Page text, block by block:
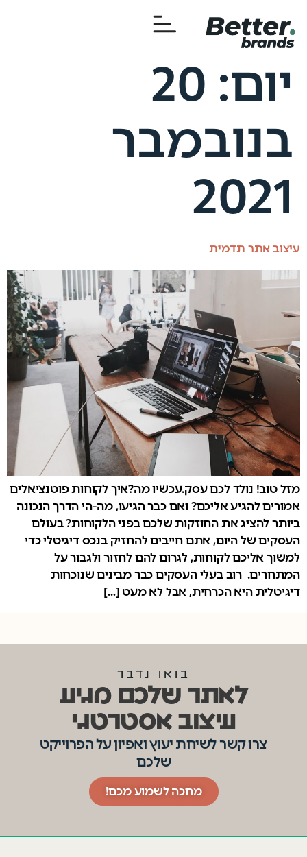
יום: 20
בנובמבר
2021
עיצוב אתר תדמית
מזל טוב! נולד לכם עסק.עכשיו מה?איך לקוחות פוטנציאלים
אמורים להגיע אליכם? ואם כבר הגיעו, מה-הי הדרך הנכונה
ביותר להציג את החוזקות שלכם בפני הלקוחות? בעולם
העסקים של היום, אתם חייבים להחזיק בנכס דיגיטלי כדי
למשוך אליכם לקוחות, לגרום להם לחזור ולגבור על
המתחרים. רוב בעלי העסקים כבר מבינים שנוכחות
דיגיטלית היא הכרחית, אבל לא מעט […]
בואו נדבר
לאתר שלכם מגיע
עיצוב אסטרטגי
צרו קשר לשיחת יעוץ ואפיון על הפרוייקט
שלכם
מחכה לשמוע מכם!